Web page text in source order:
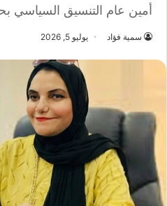
أمين عام التنسيق السياسي
سمية فؤاد يوليو 5, 2026